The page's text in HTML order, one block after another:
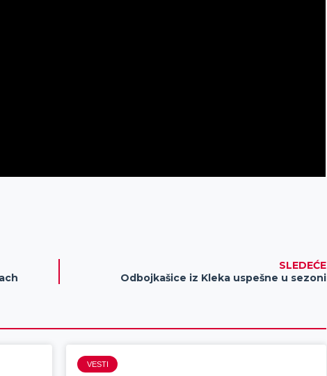
SLEDEĆE
Odbojkašice iz Kleka uspešne u sezoni
VESTI